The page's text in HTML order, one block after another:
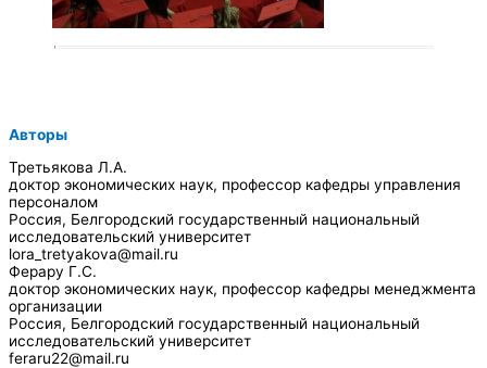
Авторы
Третьякова Л.А.
доктор экономических наук, профессор кафедры управления
персоналом
Россия, Белгородский государственный национальный
исследовательский университет
lora_tretyakova@mail.ru
Ферару Г.С.
доктор экономических наук, профессор кафедры менеджмента
организации
Россия, Белгородский государственный национальный
исследовательский университет
feraru22@mail.ru